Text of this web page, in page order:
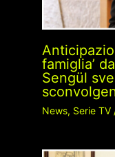
famiglia’
Sengül
News, Serie TV